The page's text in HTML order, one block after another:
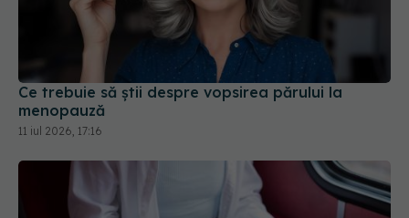
Ce trebuie să știi despre vopsirea părului la
menopauză
11 iul 2026, 17:16